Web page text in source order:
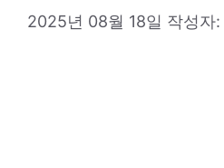
2025년 08월 18일 작성자: